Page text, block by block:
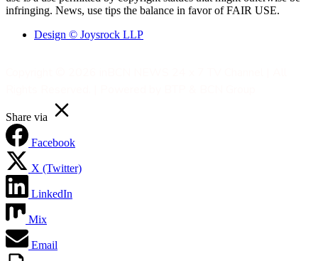
infringing. News, use tips the balance in favor of FAIR USE.
Design © Joysrock LLP
Share via
Facebook
X (Twitter)
LinkedIn
Mix
Email